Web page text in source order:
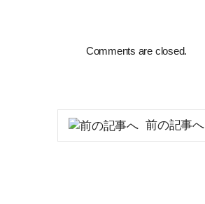
Comments are closed.
前の記事へ